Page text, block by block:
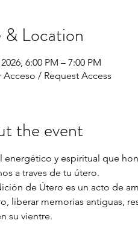
& Location
6:00 PM – 7:00 PM
Acceso / Request Access
the event
energético y espiritual que
a traves de tu útero.
de Útero es un acto de
liberar memorias antiguas,
su vientre.